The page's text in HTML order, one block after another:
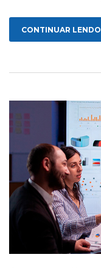
CONTINUAR LENDO